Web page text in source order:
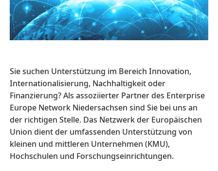
Sie suchen Unterstützung im Bereich Innovation,
Internationalisierung, Nachhaltigkeit oder
Finanzierung? Als assoziierter Partner des Enterprise
Europe Network Niedersachsen sind Sie bei uns an
der richtigen Stelle. Das Netzwerk der Europäischen
Union dient der umfassenden Unterstützung von
kleinen und mittleren Unternehmen (KMU),
Hochschulen und Forschungseinrichtungen.